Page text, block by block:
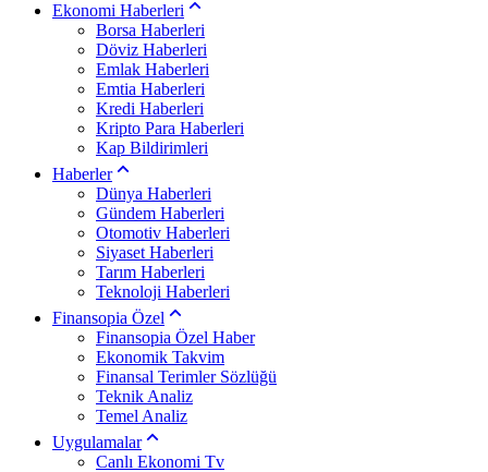
Ekonomi Haberleri
Borsa Haberleri
Döviz Haberleri
Emlak Haberleri
Emtia Haberleri
Kredi Haberleri
Kripto Para Haberleri
Kap Bildirimleri
Haberler
Dünya Haberleri
Gündem Haberleri
Otomotiv Haberleri
Siyaset Haberleri
Tarım Haberleri
Teknoloji Haberleri
Finansopia Özel
Finansopia Özel Haber
Ekonomik Takvim
Finansal Terimler Sözlüğü
Teknik Analiz
Temel Analiz
Uygulamalar
Canlı Ekonomi Tv